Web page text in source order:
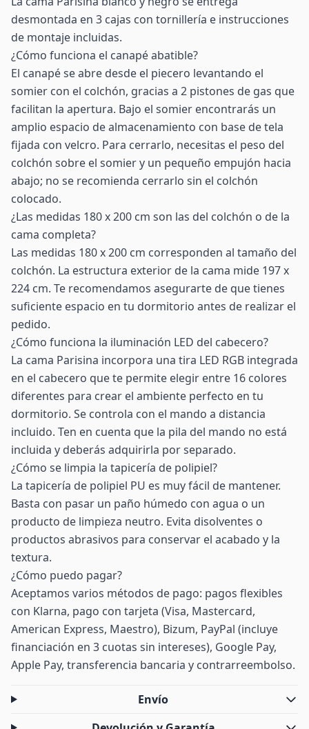
desmontada en 3 cajas con tornillería e instrucciones
de montaje incluidas.
¿Cómo funciona el canapé abatible?
El canapé se abre desde el piecero levantando el
somier con el colchón, gracias a 2 pistones de gas que
facilitan la apertura. Bajo el somier encontrarás un
amplio espacio de almacenamiento con base de tela
fijada con velcro. Para cerrarlo, necesitas el peso del
colchón sobre el somier y un pequeño empujón hacia
abajo; no se recomienda cerrarlo sin el colchón
colocado.
¿Las medidas 180 x 200 cm son las del colchón o de la
cama completa?
Las medidas 180 x 200 cm corresponden al tamaño del
colchón. La estructura exterior de la cama mide 197 x
224 cm. Te recomendamos asegurarte de que tienes
suficiente espacio en tu dormitorio antes de realizar el
pedido.
¿Cómo funciona la iluminación LED del cabecero?
La cama Parisina incorpora una tira LED RGB integrada
en el cabecero que te permite elegir entre 16 colores
diferentes para crear el ambiente perfecto en tu
dormitorio. Se controla con el mando a distancia
incluido. Ten en cuenta que la pila del mando no está
incluida y deberás adquirirla por separado.
¿Cómo se limpia la tapicería de polipiel?
La tapicería de polipiel PU es muy fácil de mantener.
Basta con pasar un paño húmedo con agua o un
producto de limpieza neutro. Evita disolventes o
productos abrasivos para conservar el acabado y la
textura.
¿Cómo puedo pagar?
Aceptamos varios métodos de pago: pagos flexibles
con Klarna, pago con tarjeta (Visa, Mastercard,
American Express, Maestro), Bizum, PayPal (incluye
financiación en 3 cuotas sin intereses), Google Pay,
Apple Pay, transferencia bancaria y contrarreembolso.
Envío